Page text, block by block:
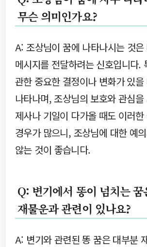
무슨 의미인가요?
A: 조상님이 꿈에 나타나시는 것
메시지를 전달하려는 신호입니다.
관한 중요한 결정이나 변화가 있
나타나며, 조상님의 보호와 관심
제사나 기일이 다가올 때도 이러
경우가 많으니, 조상님에 대한 예
않는 것이 좋습니다.
Q: 변기에서 똥이 넘치는 꿈
재물운과 관련이 있나요?
A: 변기와 관련된 똥 꿈은 대부분